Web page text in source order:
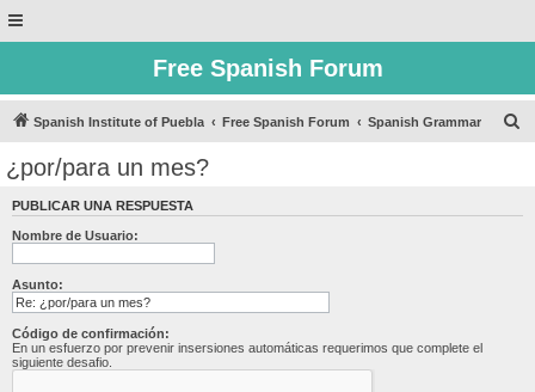
Free Spanish Forum
Spanish Institute of Puebla Free Spanish Forum Spanish Grammar
¿por/para un mes?
PUBLICAR UNA RESPUESTA
Nombre de Usuario:
Asunto:
Código de confirmación:
En un esfuerzo por prevenir insersiones automáticas requerimos que complete el
siguiente desafio.